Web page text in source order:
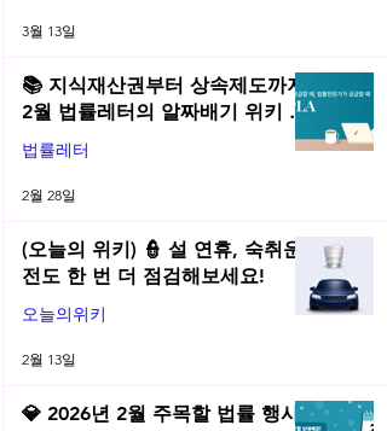
3월 13일
📚 지식재산권부터 상속제도까지,
2월 법률레터의 알짜배기 위키 모
음! | 2026년 2월 네플라 법률레터
법률레터
2월 28일
(오늘의 위키) 👮 설 연휴, 숙취운
전도 한 번 더 점검해보세요!
오늘의위키
2월 13일
💎 2026년 2월 주목할 법률 행사